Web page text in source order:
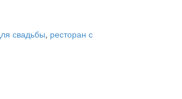
свадьбы, ресторан с